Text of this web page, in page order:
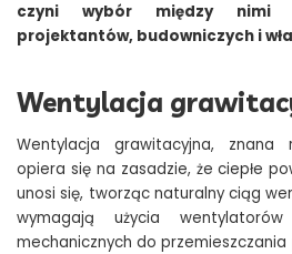
czyni wybór między nimi
projektantów, budowniczych i
Wentylacja
Wentylacja grawitacyjna, znana
opiera się na zasadzie, że ciepłe
unosi się, tworząc naturalny ciąg
wymagają użycia
mechanicznych do